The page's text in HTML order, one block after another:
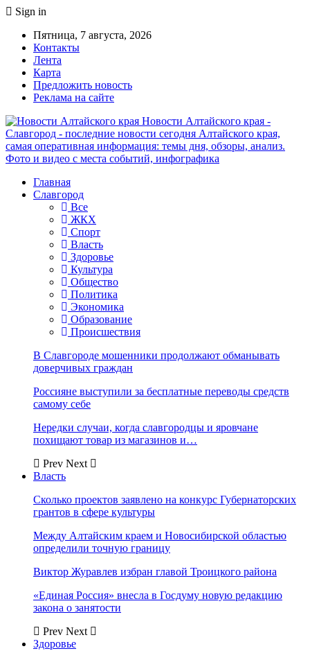
Sign in
Пятница, 7 августа, 2026
Контакты
Лента
Карта
Предложить новость
Реклама на сайте
Новости Алтайского края -
Славгород - последние новости сегодня Алтайского края,
самая оперативная информация: темы дня, обзоры, анализ.
Фото и видео с места событий, инфографика
Главная
Славгород
Все
ЖКХ
Спорт
Власть
Здоровье
Культура
Общество
Политика
Экономика
Образование
Происшествия
В Славгороде мошенники продолжают обманывать
доверчивых граждан
Россияне выступили за бесплатные переводы средств
самому себе
Нередки случаи, когда славгородцы и яровчане
похищают товар из магазинов и…
Prev Next
Власть
Сколько проектов заявлено на конкурс Губернаторских
грантов в сфере культуры
Между Алтайским краем и Новосибирской областью
определили точную границу
Виктор Журавлев избран главой Троицкого района
«Единая Россия» внесла в Госдуму новую редакцию
закона о занятости
Prev Next
Здоровье